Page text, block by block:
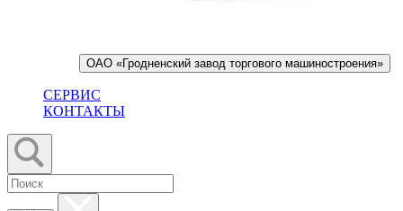
ОАО «Гродненский завод торгового машиностроения»
СЕРВИС
КОНТАКТЫ